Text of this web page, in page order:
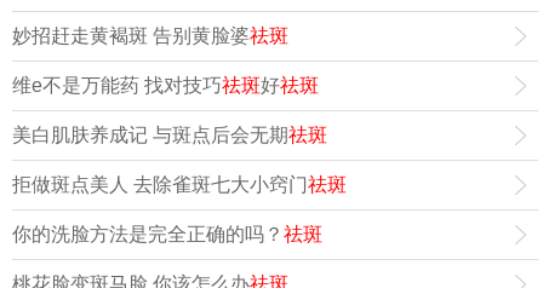
妙招赶走黄褐斑 告别黄脸婆祛斑
维e不是万能药 找对技巧祛斑好祛斑
美白肌肤养成记 与斑点后会无期祛斑
拒做斑点美人 去除雀斑七大小窍门祛斑
你的洗脸方法是完全正确的吗？ 祛斑
桃花脸变斑马脸 你该怎么办祛斑